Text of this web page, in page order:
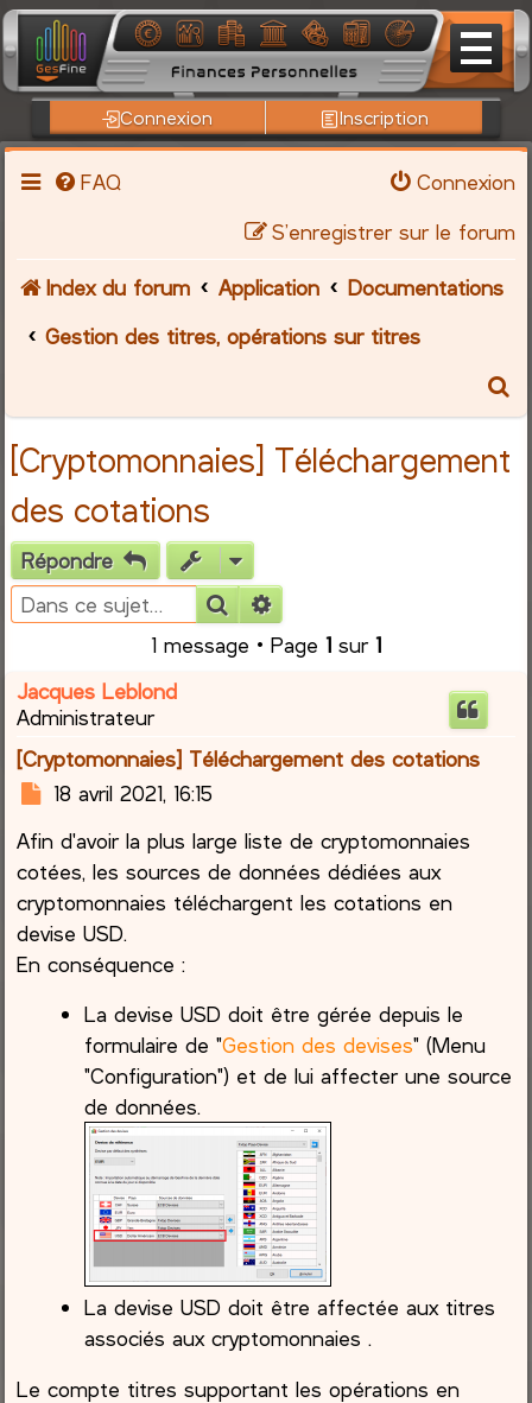
Connexion Inscription
FAQ
Connexion
S’enregistrer sur le forum
Index du forum Application
Documentations
Gestion des titres, opérations sur titres
[Cryptomonnaies] Téléchargement
des cotations
Répondre
Rechercher
1 message • Page 1 sur 1
Jacques Leblond
Administrateur
[Cryptomonnaies] Téléchargement des cotations
M
s
s
a
g
e
18 avril 2021, 16:15
Afin d'avoir la plus large liste de cryptomonnaies
cotées, les sources de données dédiées aux
cryptomonnaies téléchargent les cotations en
devise USD.
En conséquence :
La devise USD doit être gérée depuis le
formulaire de "Gestion des devises" (Menu
"Configuration") et de lui affecter une source
de données.
La devise USD doit être affectée aux titres
associés aux cryptomonnaies .
Le compte titres supportant les opérations en